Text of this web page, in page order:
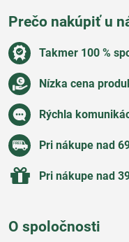
Prečo nakúpiť u
Takmer 100 %
Nízka cena
Rýchla
Pri nákupe nad
Pri nákupe nad
O spoločnosti